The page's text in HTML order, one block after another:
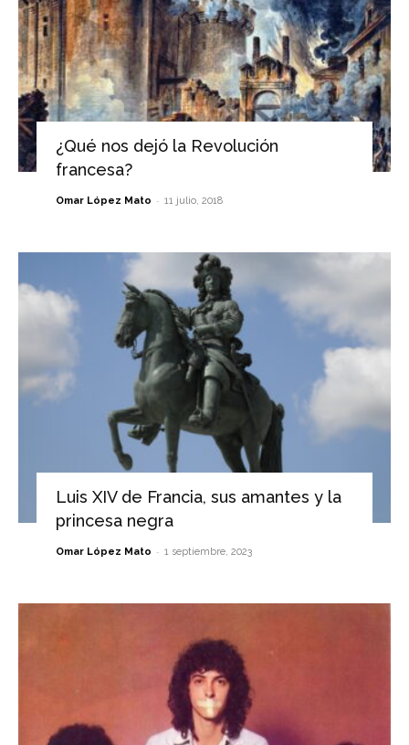
¿Qué nos dejó la Revolución
francesa?
Omar López Mato - 11 julio, 2018
Luis XIV de Francia, sus amantes y la
princesa negra
Omar López Mato - 1 septiembre, 2023